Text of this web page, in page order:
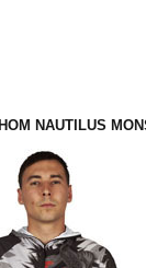
NAUTILUS